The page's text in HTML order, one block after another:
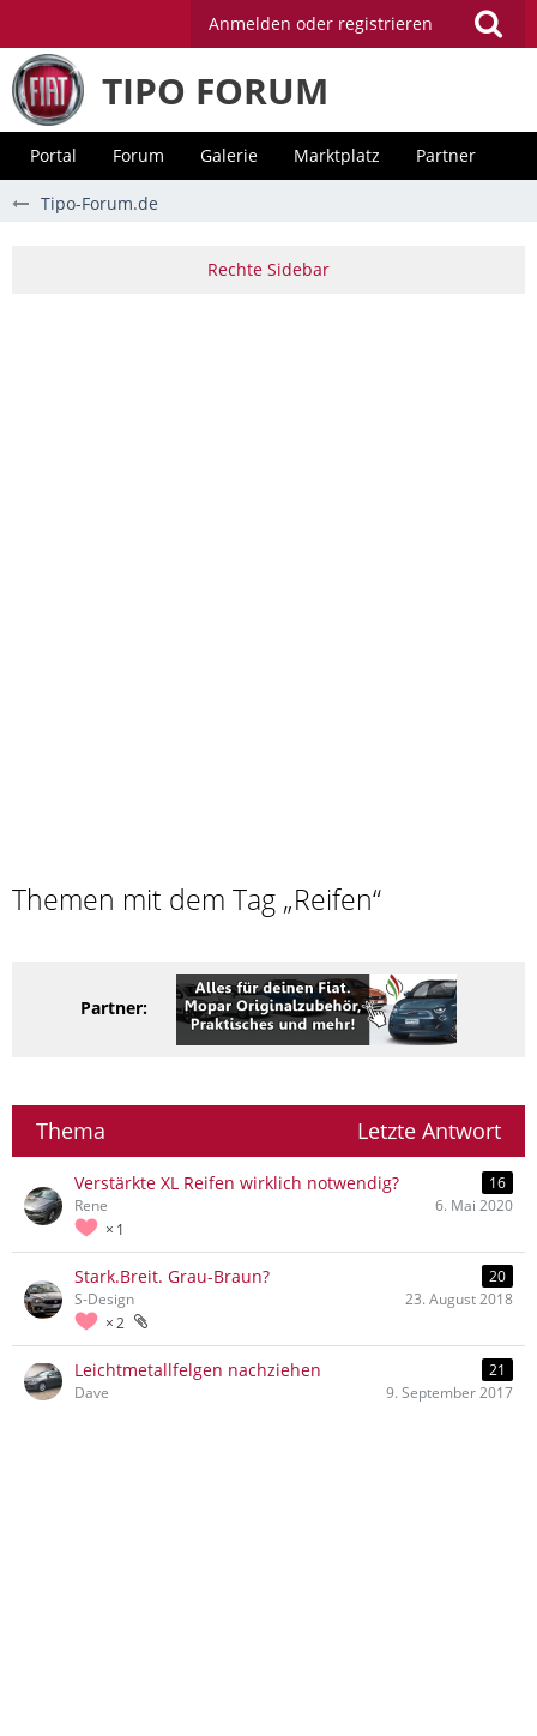
Anmelden oder registrieren
TIPO FORUM
Portal Forum Galerie Marktplatz Partner
Tipo-Forum.de
Themen mit dem Tag „Reifen“
Partner:
Thema Letzte Antwort
Verstärkte XL Reifen wirklich notwendig? 16
1
Rene 6. Mai 2020
Stark.Breit. Grau-Braun? 20
2
S-Design 23. August 2018
Leichtmetallfelgen nachziehen
21
Dave
9. September 2017